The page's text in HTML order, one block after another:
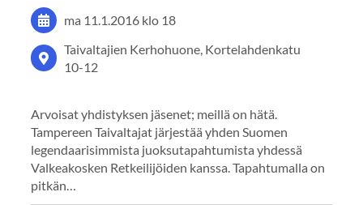
ma 11.1.2016 klo 18
Taivaltajien Kerhohuone, Kortelahdenkatu
10-12
Arvoisat yhdistyksen jäsenet; meillä on hätä.
Tampereen Taivaltajat järjestää yhden Suomen
legendaarisimmista juoksutapahtumista yhdessä
Valkeakosken Retkeilijöiden kanssa. Tapahtumalla on
pitkän…